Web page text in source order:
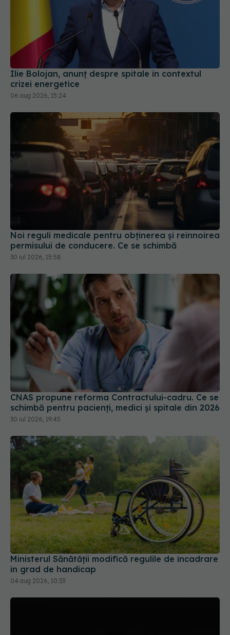
Ilie Bolojan, anunț despre spitale în contextul
crizei energetice
06 aug 2026, 15:24
Noi reguli medicale pentru obținerea și reînnoirea
permisului de conducere. Ce se schimbă
30 iul 2026, 15:58
CNAS propune reforma Contractului-cadru. Ce se
schimbă pentru pacienți, medici și spitale din 2026
30 iul 2026, 19:45
Ministerul Sănătății modifică regulile de încadrare
în grad de handicap
04 aug 2026, 10:33